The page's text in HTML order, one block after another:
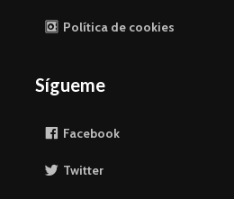
Política de cookies
Sígueme
Facebook
Twitter